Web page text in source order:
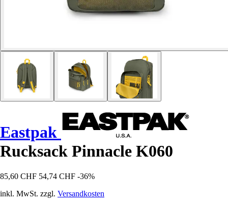
Eastpak
Rucksack Pinnacle K060
85,60 CHF 54,74 CHF -36%
inkl. MwSt. zzgl. Versandkosten